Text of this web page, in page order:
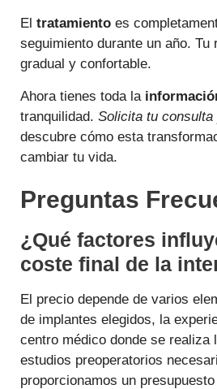
El tratamiento es
seguimiento durante un año. Tu
gradual y confortable.
Ahora tienes toda la
tranquilidad. Solicita tu consulta
descubre cómo esta
cambiar tu vida.
Preguntas
¿Qué factores
coste final de la
El precio depende de varios
de implantes elegidos, la
centro médico donde se realiza
estudios preoperatorios
proporcionamos un